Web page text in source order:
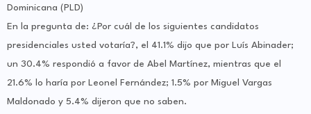
Dominicana (PLD)
En la pregunta de: ¿Por cuál de los siguientes candidatos
presidenciales usted votaría?, el 41.1% dijo que por Luís Abinader;
un 30.4% respondió a favor de Abel Martínez, mientras que el
21.6% lo haría por Leonel Fernández; 1.5% por Miguel Vargas
Maldonado y 5.4% dijeron que no saben.